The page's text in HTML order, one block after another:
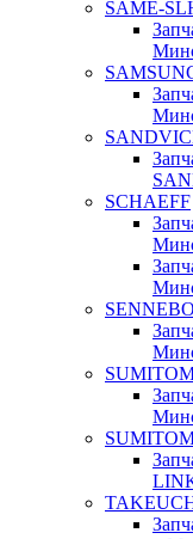
SAME-
SCHAEFF